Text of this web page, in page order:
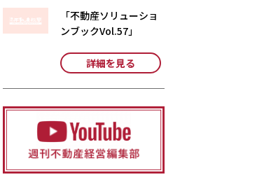
「不動産ソリューショ
ンブックVol.57」
詳細を見る